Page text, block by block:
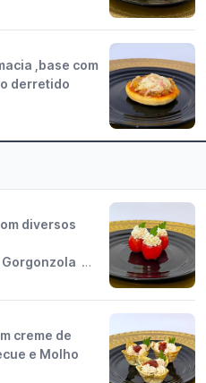
,base com
derretido
Queijo e
diversos
Gorgonzola
creme de
e Molho